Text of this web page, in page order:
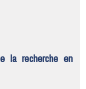
la recherche en